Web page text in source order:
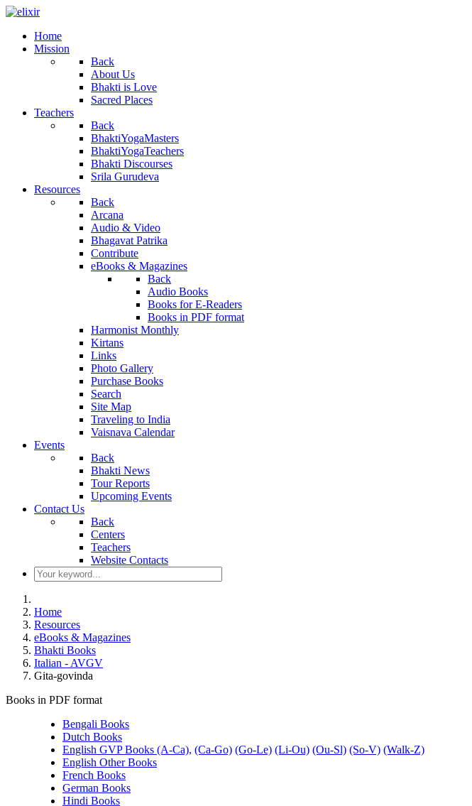
Home
Mission
Back
About Us
Bhakti is Love
Sacred Places
Teachers
Back
BhaktiYogaMasters
BhaktiYogaTeachers
Bhakti Discourses
Srila Gurudeva
Resources
Back
Arcana
Audio & Video
Bhagavat Patrika
Contribute
eBooks & Magazines
Back
Audio Books
Books for E-Readers
Books in PDF format
Harmonist Monthly
Kirtans
Links
Photo Gallery
Purchase Books
Search
Site Map
Traveling to India
Vaisnava Calendar
Events
Back
Bhakti News
Tour Reports
Upcoming Events
Contact Us
Back
Centers
Teachers
Website Contacts
Home
Resources
eBooks & Magazines
Bhakti Books
Italian - AVGV
Gita-govinda
Books in PDF format
Bengali Books
Dutch Books
English GVP Books (A-Ca), (Ca-Go) (Go-Le) (Li-Ou) (Ou-Sl) (So-V) (Walk-Z)
English Other Books
French Books
German Books
Hindi Books